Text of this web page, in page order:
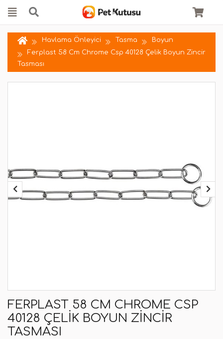
Havlama Önleyici Tasma
Boyun
Ferplast 58 Cm Chrome Csp 40128 Çelik Boyun Zincir
Tasması
FERPLAST 58 CM CHROME CSP
40128 ÇELIK BOYUN ZINCIR
TASMASI